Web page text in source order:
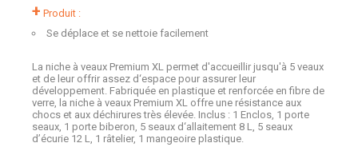
+ Produit :
Se déplace et se nettoie facilement
La niche à veaux Premium XL permet d'accueillir jusqu'à 5 veaux
et de leur offrir assez d‘espace pour assurer leur
développement. Fabriquée en plastique et renforcée en fibre de
verre, la niche à veaux Premium XL offre une résistance aux
chocs et aux déchirures très élevée. Inclus : 1 Enclos, 1 porte
seaux, 1 porte biberon, 5 seaux d‘allaitement 8 L, 5 seaux
d’écurie 12 L, 1 râtelier, 1 mangeoire plastique.